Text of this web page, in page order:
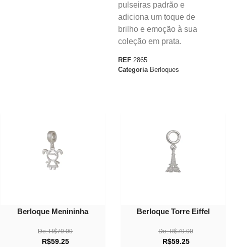
pulseiras padrão e
adiciona um toque de
brilho e emoção à sua
coleção em prata.
REF 2865
Categoria Berloques
Berloque Menininha
De:R$79.00
R$59.25
Berloque Torre Eiffel
De:R$79.00
R$59.25